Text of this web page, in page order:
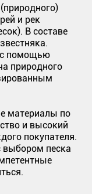
и рек
В составе
с помощью
природного
материалы по
и высокий
покупателя.
выбором песка